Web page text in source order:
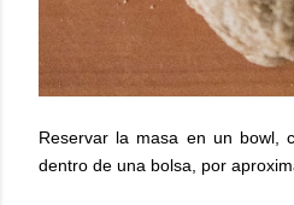
Reservar la masa en un bowl,
dentro de una bolsa, por